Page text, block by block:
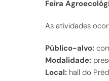
Feira
As atividades
Público-alvo:
Modalidade:
Local: hall do